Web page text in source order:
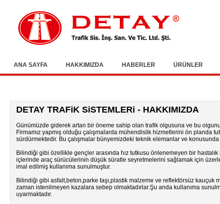
ANA SAYFA HAKKIMIZDA HABERLER ÜRÜNLER
DETAY TRAFiK SiSTEMLERi - HAKKIMIZDA
Günümüzde giderek artan bir öneme sahip olan trafik olgusuna ve bu
Firmamız yapmış olduğu çalışmalarda mühendislik hizmetlerini ön planda
sürdürmektedir. Bu çalışmalar bünyemizdeki teknik elemanlar ve
Bilindiği gibi özellikle gençler arasında hız tutkusu önlenemeyen bir
içlerinde araç sürücülerinin düşük süratle seyretmelerini sağlamak için
imal edilmiş kullanıma sunulmuştur.
Bilindiği gibi asfalt,beton,parke taşı,plastik malzeme ve reflektörsüz
zaman istenilmeyen kazalara sebep olmaktadırlar.Şu anda kullanıma
uyarmaktadır.